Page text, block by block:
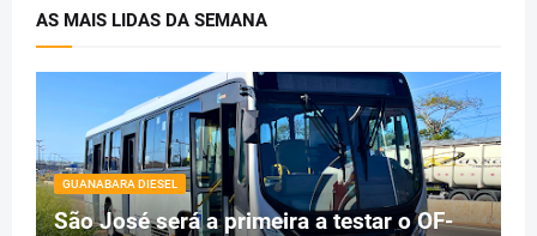
AS MAIS LIDAS DA SEMANA
GUANABARA DIESEL
São José será a primeira a testar o OF-